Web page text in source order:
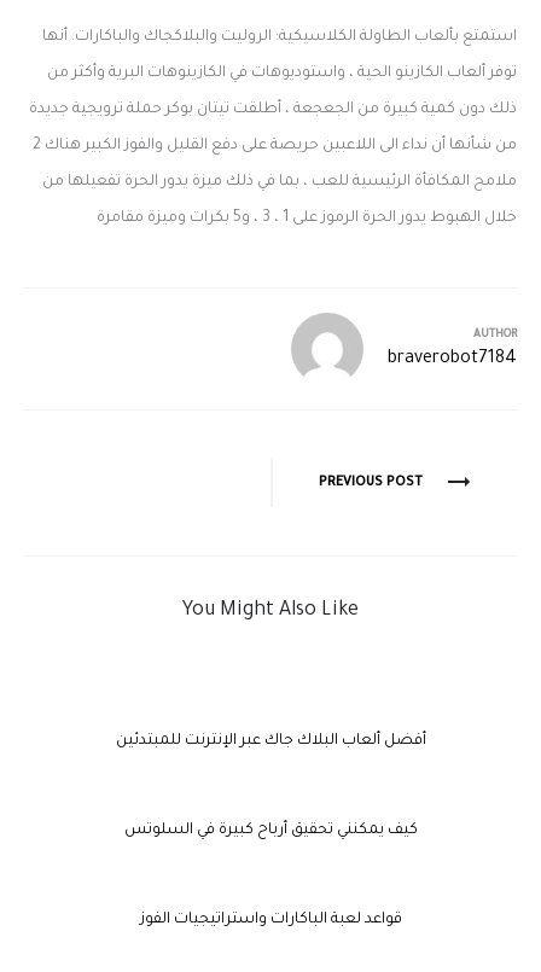
استمتع بألعاب الطاولة الكلاسيكية: الروليت والبلاكجاك والباكارات. أنها
توفر ألعاب الكازينو الحية ، واستوديوهات في الكازينوهات البرية وأكثر من
ذلك دون كمية كبيرة من الجعجعة ، أطلقت تيتان بوكر حملة ترويجية جديدة
من شأنها أن نداء الى اللاعبين حريصة على دفع القليل والفوز الكبير هناك 2
ملامح المكافأة الرئيسية للعب ، بما في ذلك ميزة يدور الحرة تفعيلها من
خلال الهبوط يدور الحرة الرموز على 1 ، 3 ، و5 بكرات وميزة مقامرة
AUTHOR
braverobot7184
PREVIOUS POST
You Might Also Like
أفضل ألعاب البلاك جاك عبر الإنترنت للمبتدئين
كيف يمكنني تحقيق أرباح كبيرة في السلوتس
قواعد لعبة الباكارات واستراتيجيات الفوز